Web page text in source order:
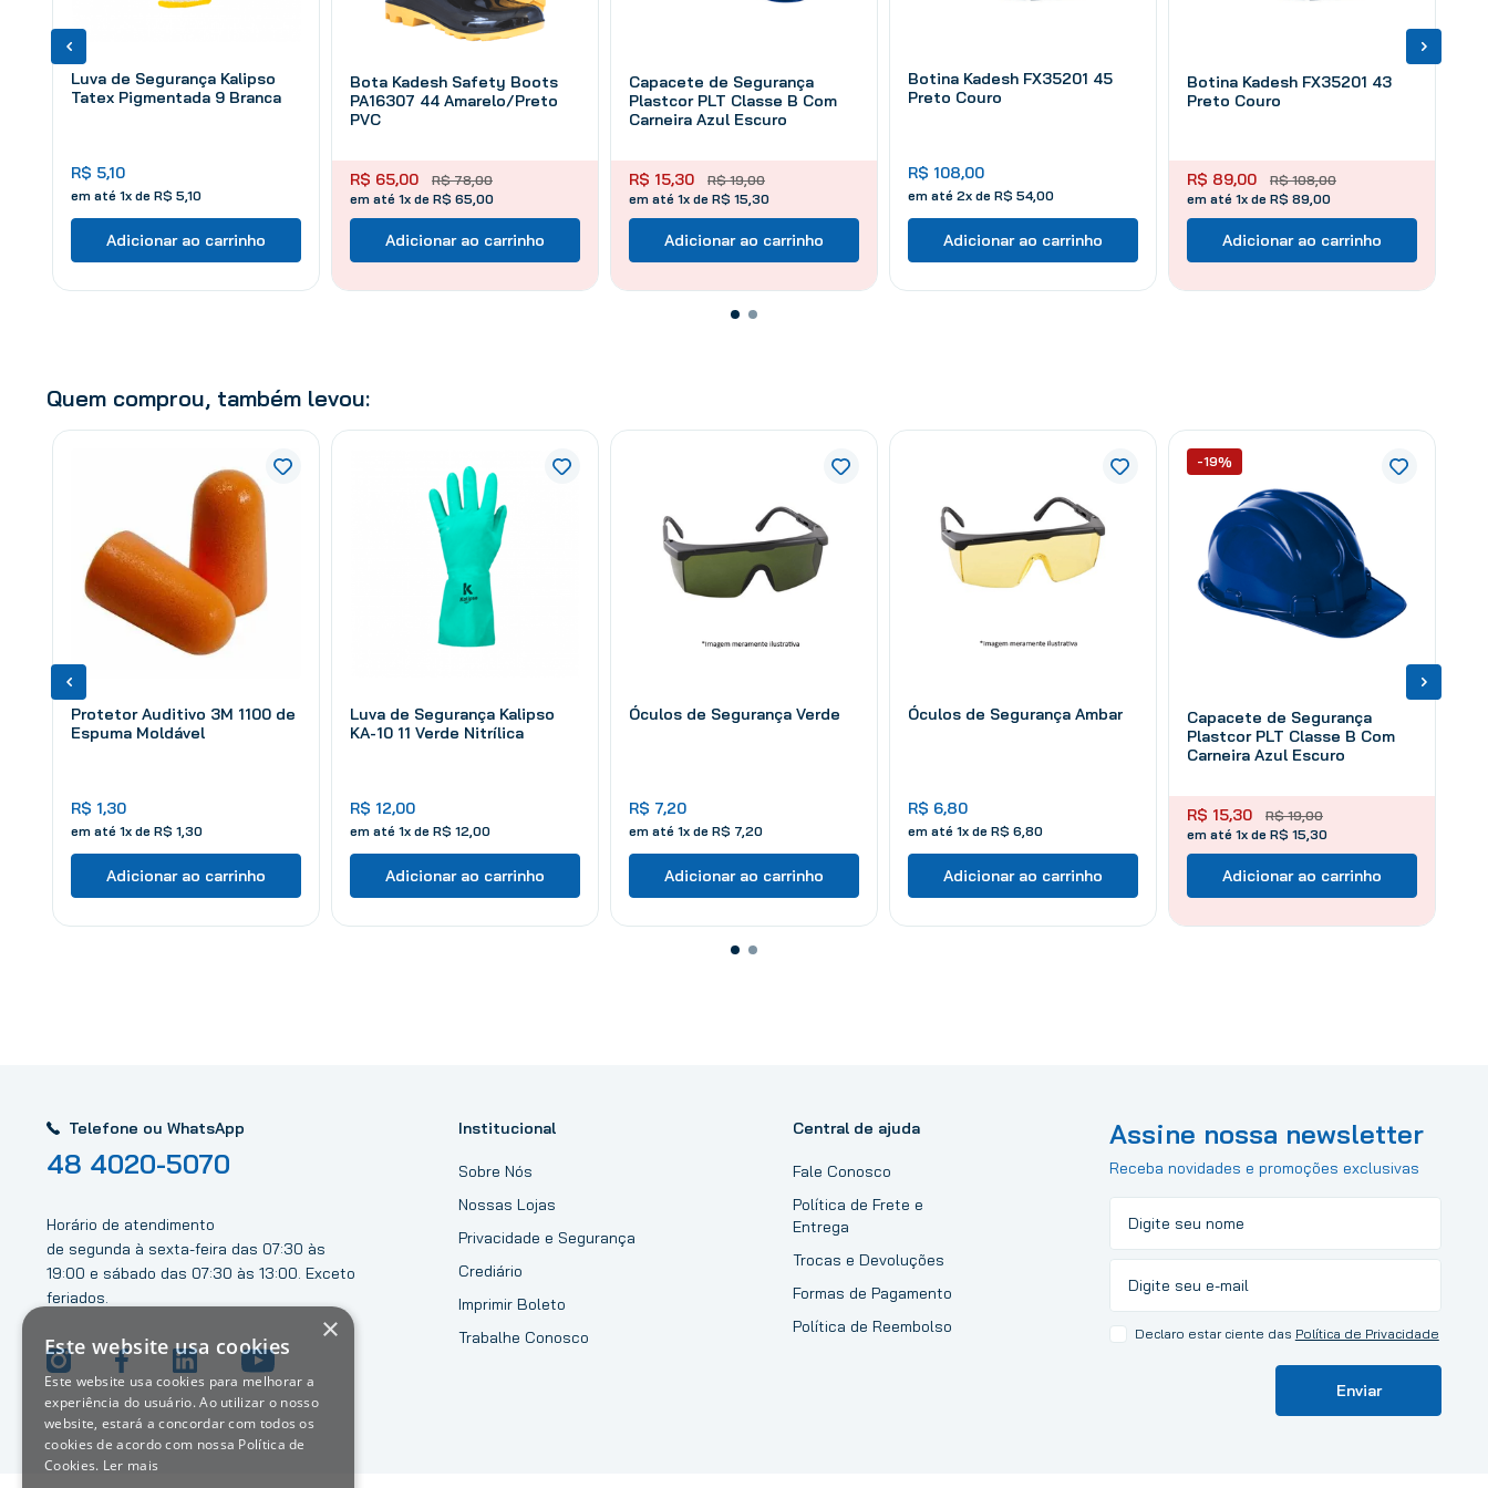
Luva de Segurança Kalipso
Tatex Pigmentada 9 Branca
R$ 5,10
em até 1x de R$ 5 10
Adicionar ao carrinho
Bota Kadesh Safety Boots
PA16307 44 Amarelo/Preto
PVC
R$ 78,00
R$ 65,00
em até 1x de R$ 65,00
Adicionar ao carrinho
Capacete de Segurança
Plastcor PLT Classe B Com
Carneira Azul Escuro
R$ 19,00
R$ 15,30
em até 1x de R$ 15,30
Adicionar ao carrinho
Botina Kadesh FX35201 45
Preto Couro
R$ 108,00
em até 2x de R$ 54,00
Adicionar ao carrinho
Botina Kadesh FX35201 43
Preto Couro
R$ 108,00
R$ 89,00
em até 1x de R$ 89,00
Adicionar ao carrinho
Quem comprou, também levou:
Protetor Auditivo 3M 1100 de
Espuma Moldável
R$ 1,30
em até 1x de R$ 1 30
Adicionar ao carrinho
Luva de Segurança Kalipso
KA-10 11 Verde Nitrílica
R$ 12,00
em até 1x de R$ 12 00
Adicionar ao carrinho
Óculos de Segurança Verde
R$ 7,20
em até 1x de R$ 7 20
Adicionar ao carrinho
Óculos de Segurança Ambar
R$ 6,80
em até 1x de R$ 6 80
Adicionar ao carrinho
Capacete de Segurança
Plastcor PLT Classe B Com
Carneira Azul Escuro
R$ 19,00
R$ 15,30
em até 1x de R$ 15,30
-19%
Adicionar ao carrinho
Telefone ou WhatsApp
48 4020-5070
Horário de atendimento
de segunda à sexta-feira das 07:30 às
19:00 e sábado das 07:30 às 13:00. Exceto
feriados.
Institucional
Sobre Nós
Nossas Lojas
Privacidade e Segurança
Crediário
Imprimir Boleto
Trabalhe Conosco
Central de ajuda
Fale Conosco
Política de Frete e
Entrega
Trocas e Devoluções
Formas de Pagamento
Política de Reembolso
Assine nossa newsletter
Receba novidades e promoções exclusivas
Declaro estar ciente das Política de Privacidade
Enviar
×
Este website usa cookies
Este website usa cookies para melhorar a
experiência do usuário. Ao utilizar o nosso
website, estará a concordar com todos os
cookies de acordo com nossa Política de
Cookies. Ler mais